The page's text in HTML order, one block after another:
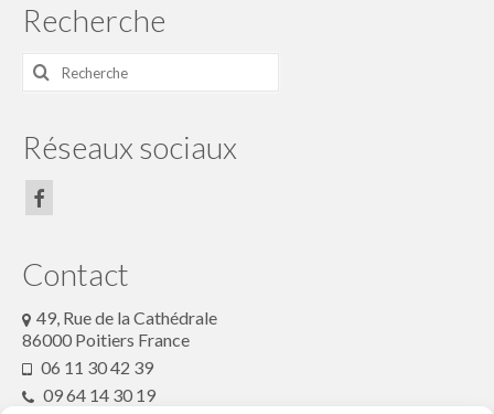
Les actualités du collectif
Le collectif Conte en fête
Rétrospective
Programme du festival off 2020
programme2019
programme 2018
Recherche
Rechercher
Réseaux sociaux
Contact
49, Rue de la Cathédrale
86000 Poitiers France
06 11 30 42 39
09 64 14 30 19